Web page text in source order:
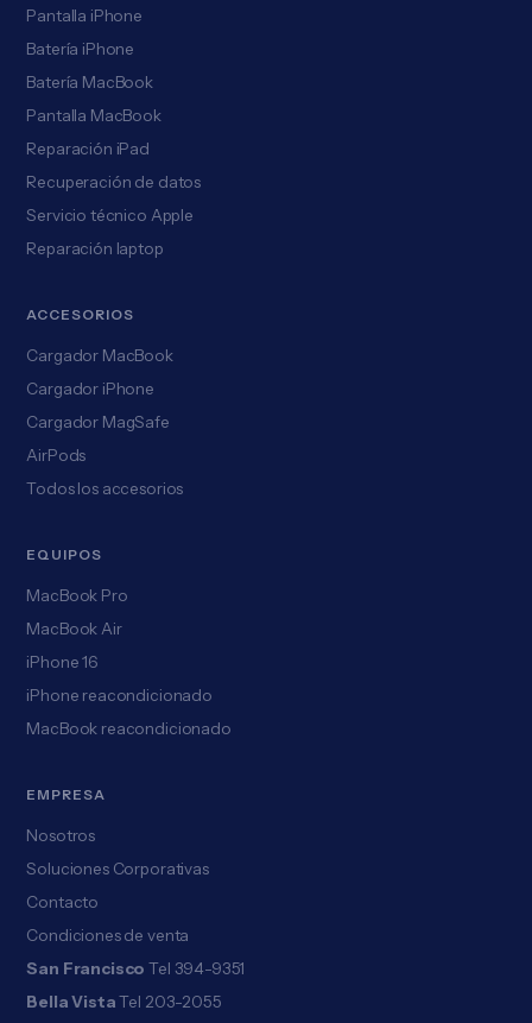
Pantalla iPhone
Batería iPhone
Batería MacBook
Pantalla MacBook
Reparación iPad
Recuperación de datos
Servicio técnico Apple
Reparación laptop
ACCESORIOS
Cargador MacBook
Cargador iPhone
Cargador MagSafe
AirPods
Todos los accesorios
EQUIPOS
MacBook Pro
MacBook Air
iPhone 16
iPhone reacondicionado
MacBook reacondicionado
EMPRESA
Nosotros
Soluciones Corporativas
Contacto
Condiciones de venta
San Francisco Tel 394-9351
Bella Vista Tel 203-2055